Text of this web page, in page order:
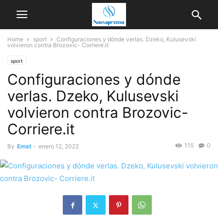
Home sport
Configuraciones y dónde verlas. Dzeko, Kulusevski
volvieron contra Brozovic- Corriere.it
sport
Configuraciones y dónde
verlas. Dzeko, Kulusevski
volvieron contra Brozovic-
Corriere.it
By Emet - enero 12, 2022 0
115